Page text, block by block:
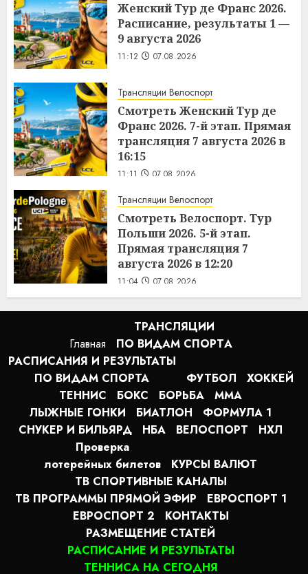
Женский Тур де Франс 2026.
Расписание, результаты 1 —
9 августа 2026
11:12 07.08.2026
Трансляции Велоспорт
Смотреть Женский Тур де
Франс 2026. 7-й этап. Прямая
трансляция 7 августа 2026 в
16:15
11:11 07.08.2026
Трансляции Велоспорт
Смотреть Велоспорт. Тур
Польши 2026. 5-й этап.
Прямая трансляция 7
августа 2026 в 12:20
11:04 07.08.2026
Главная
ТРАНСЛЯЦИИ
ПО ВИДАМ СПОРТA
РАСПИСАНИЯ И РЕЗУЛЬТАТЫ
ПО ВИДАМ СПОРТА
ФУТБОЛ
ХОККЕЙ
ТЕННИС
БОКС БОРЬБА
MMA
ЛЫЖНЫЕ ГОНКИ
БИАТЛОН
ФОРМУЛА 1
СНУКЕР И БИЛЬЯРД
НБА ВЕЛОСПОРТ
НХЛ
Проверка
лотерейных билетов
КУРСЫ ВАЛЮТ
ТВ СПОРТИВНЫЕ КАНАЛЫ
ТВ ПРОГРАММЫ ПРЯМОЙ ЭФИР
ЕВРОСПОРТ 1
ЕВРОСПОРТ 2
КОНТАКТЫ
РАЗМЕЩЕНИЕ СТАТЕЙ
РАСПИСАНИЕ И РЕЗУЛЬТАТЫ
ТЕННИСА НА СЕГОДНЯ